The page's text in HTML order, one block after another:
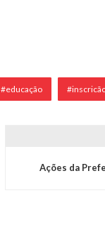
#educação
Ações da